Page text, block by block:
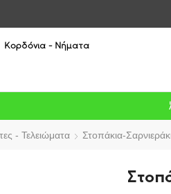
Κορδόνια - Νήματα
- Τελειώματα Στοπάκια-